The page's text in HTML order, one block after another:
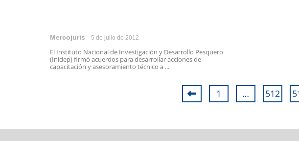
Mercojuris 5 de julio de 2012
El Instituto Nacional de Investigación y Desarrollo Pesquero
(Inidep) firmó acuerdos para desarrollar acciones de
capacitación y asesoramiento técnico a ...
1 … 512